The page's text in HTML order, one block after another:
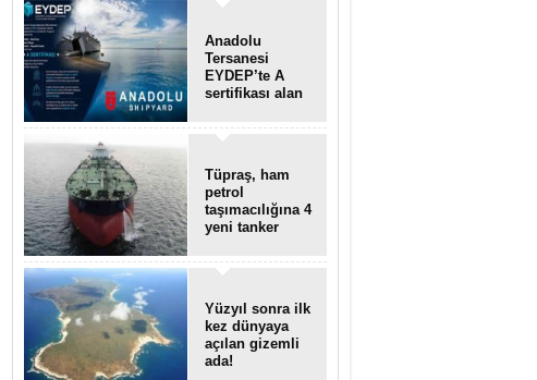
Anadolu
Tersanesi
EYDEP’te A
sertifikası alan
Tüpraş, ham
petrol
taşımacılığına 4
yeni tanker
Yüzyıl sonra ilk
kez dünyaya
açılan gizemli
ada!